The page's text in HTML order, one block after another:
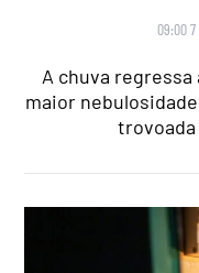
09:00
A chuva
maior